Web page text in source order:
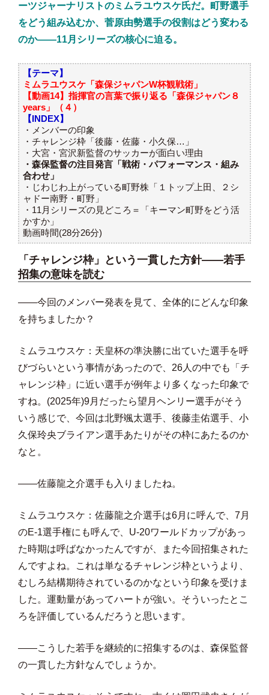
ーツジャーナリストのミムラユウスケ氏だ。町野選手
をどう組み込むか、菅原由勢選手の役割はどう変わる
のか——11月シリーズの核心に迫る。
【テーマ】
ミムラユウスケ「森保ジャパンW杯観戦術」
【動画14】指揮官の言葉で振り返る「森保ジャパン８
years」（４）
【INDEX】
・メンバーの印象
・チャレンジ枠「後藤・佐藤・小久保…」
・大宮・宮沢新監督のサッカーが面白い理由
・森保監督の注目発言「戦術・パフォーマンス・組み
合わせ」
・じわじわ上がっている町野株「１トップ上田、２シ
ャドー南野・町野」
・11月シリーズの見どころ＝「キーマン町野をどう活
かすか」
動画時間(28分26分)
「チャレンジ枠」という一貫した方針——若手
招集の意味を読む
――今回のメンバー発表を見て、全体的にどんな印象
を持ちましたか？
ミムラユウスケ：天皇杯の準決勝に出ていた選手を呼
びづらいという事情があったので、26人の中でも「チ
ャレンジ枠」に近い選手が例年より多くなった印象で
すね。(2025年)9月だったら望月ヘンリー選手がそう
いう感じで、今回は北野颯太選手、後藤圭佑選手、小
久保玲央ブライアン選手あたりがその枠にあたるのか
なと。
――佐藤龍之介選手も入りましたね。
ミムラユウスケ：佐藤龍之介選手は6月に呼んで、7月
のE-1選手権にも呼んで、U-20ワールドカップがあっ
た時期は呼ばなかったんですが、また今回招集された
んですよね。これは単なるチャレンジ枠というより、
むしろ結構期待されているのかなという印象を受けま
した。運動量があってハートが強い。そういったとこ
ろを評価しているんだろうと思います。
――こうした若手を継続的に招集するのは、森保監督
の一貫した方針なんでしょうか。